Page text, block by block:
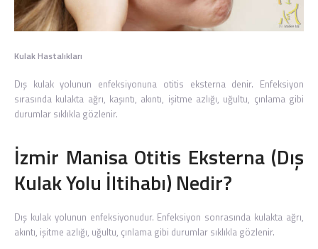
Kulak Hastalıkları
Dış kulak yolunun enfeksiyonuna otitis eksterna denir. Enfeksiyon
sırasında kulakta ağrı, kaşıntı, akıntı, işitme azlığı, uğultu, çınlama gibi
durumlar sıklıkla gözlenir.
İzmir Manisa Otitis Eksterna (Dış
Kulak Yolu İltihabı) Nedir?
Dış kulak yolunun enfeksiyonudur. Enfeksiyon sonrasında kulakta ağrı,
akıntı, işitme azlığı, uğultu, çınlama gibi durumlar sıklıkla gözlenir.